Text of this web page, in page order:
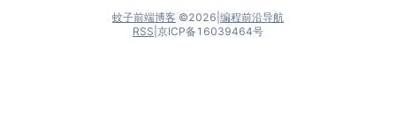
蚊子前端博客 ©2026 编程前沿导航
RSS 京ICP备16039464号